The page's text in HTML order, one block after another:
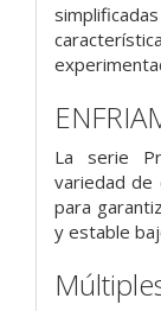
La serie
variedad de
para
y estable